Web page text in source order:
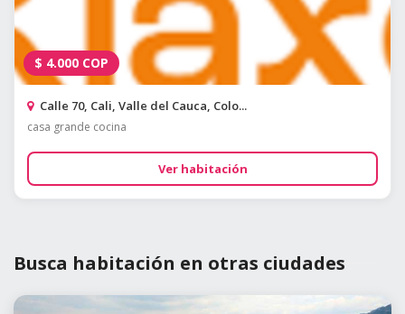
$ 4.000 COP
Calle 70, Cali, Valle del Cauca, Colo...
casa grande cocina
Ver habitación
Busca habitación en otras ciudades